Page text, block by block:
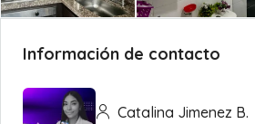
Información de contacto
Catalina Jimenez B.